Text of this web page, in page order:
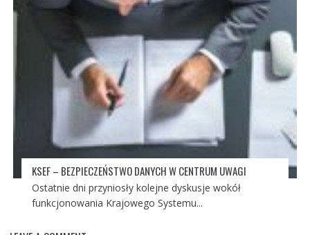
KSEF – BEZPIECZEŃSTWO DANYCH W CENTRUM UWAGI
Ostatnie dni przyniosły kolejne dyskusje wokół
funkcjonowania Krajowego Systemu...